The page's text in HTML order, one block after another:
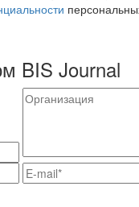
BIS Journal